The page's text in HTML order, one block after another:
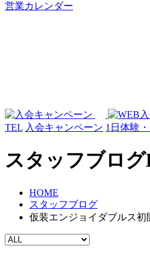
営業カレンダー
TEL 入会キャンペーン 1日体験
スタッフブログ
HOME
スタッフブログ
仮装エンジョイダブルス初